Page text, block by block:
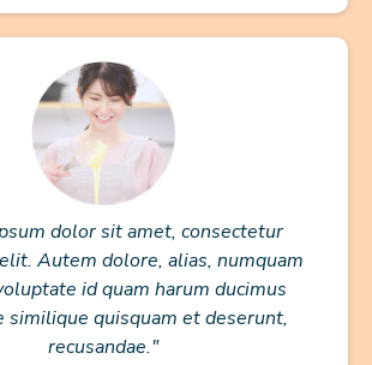
dolor sit amet, consectetur
Autem dolore, alias, numquam
id quam harum ducimus
similique quisquam et deserunt,
recusandae."